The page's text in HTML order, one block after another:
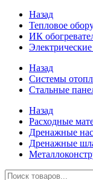
Назад
Тепловое
ИК
Назад
Системы
Стальные
Назад
Расходные
Дренажные
Дренажные